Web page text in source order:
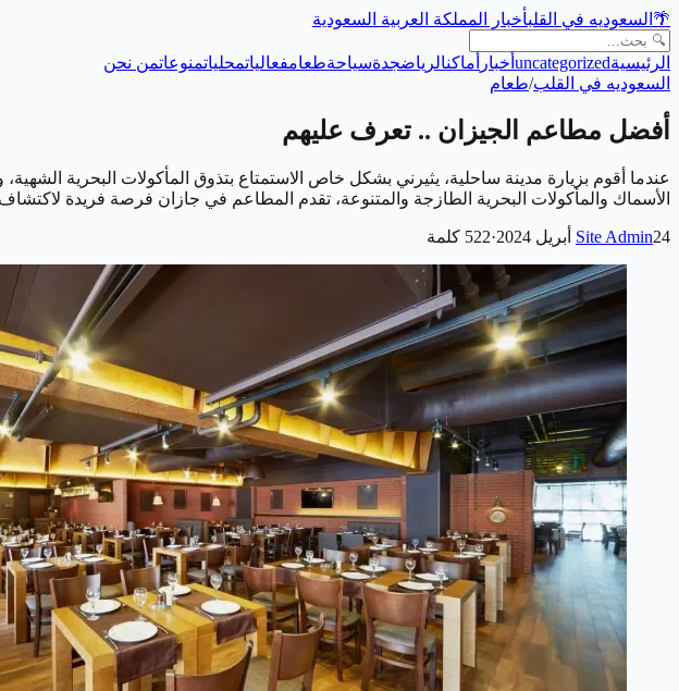
🌴 السعوديه في القلبأخبار المملكة العربية السعودية
الرئيسيةuncategorized أخبار أماكنالرياضجدةسياحةطعامفعالياتمحلياتمنوعاتمن نحن
السعوديه في القلب/طعام
أفضل مطاعم الجيزان .. تعرف عليهم
عندما أقوم بزيارة مدينة ساحلية، يثيرني بشكل خاص الاستمتاع بتذوق المأكولات البحرية
الأسماك والمأكولات البحرية الطازجة والمتنوعة، تقدم المطاعم في جازان فرصة فريدة
Site Admin24 أبريل 2024 ·
522 كلمة